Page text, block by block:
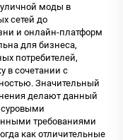
уличной моды в
сетей до
и онлайн-платформ
для бизнеса,
потребителей,
в сочетании с
Значительный
делают данный
требованиями
как отличительные